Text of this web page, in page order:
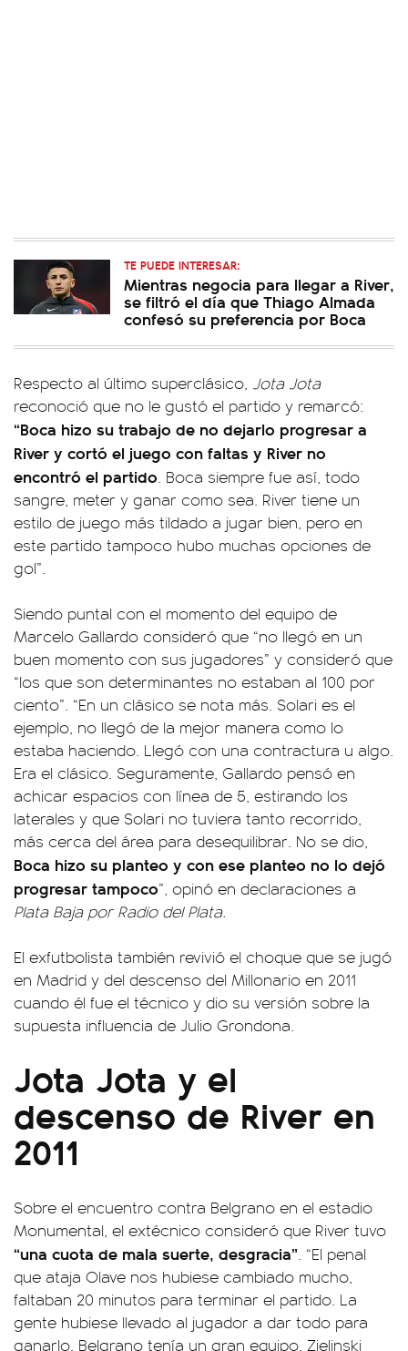
TE PUEDE INTERESAR:
Mientras negocia para llegar a River,
se filtró el día que Thiago Almada
confesó su preferencia por Boca
Respecto al último superclásico, Jota Jota
reconoció que no le gustó el partido y remarcó:
“Boca hizo su trabajo de no dejarlo progresar a
River y cortó el juego con faltas y River no
encontró el partido. Boca siempre fue así, todo
sangre, meter y ganar como sea. River tiene un
estilo de juego más tildado a jugar bien, pero en
este partido tampoco hubo muchas opciones de
gol”.
Siendo puntal con el momento del equipo de
Marcelo Gallardo consideró que “no llegó en un
buen momento con sus jugadores” y consideró que
“los que son determinantes no estaban al 100 por
ciento”. “En un clásico se nota más. Solari es el
ejemplo, no llegó de la mejor manera como lo
estaba haciendo. Llegó con una contractura u algo.
Era el clásico. Seguramente, Gallardo pensó en
achicar espacios con línea de 5, estirando los
laterales y que Solari no tuviera tanto recorrido,
más cerca del área para desequilibrar. No se dio,
Boca hizo su planteo y con ese planteo no lo dejó
progresar tampoco”, opinó en declaraciones a
Plata Baja por Radio del Plata.
El exfutbolista también revivió el choque que se jugó
en Madrid y del descenso del Millonario en 2011
cuando él fue el técnico y dio su versión sobre la
supuesta influencia de Julio Grondona.
Jota Jota y el
descenso de River en
2011
Sobre el encuentro contra Belgrano en el estadio
Monumental, el extécnico consideró que River tuvo
“una cuota de mala suerte, desgracia”. “El penal
que ataja Olave nos hubiese cambiado mucho,
faltaban 20 minutos para terminar el partido. La
gente hubiese llevado al jugador a dar todo para
ganarlo. Belgrano tenía un gran equipo, Zielinski